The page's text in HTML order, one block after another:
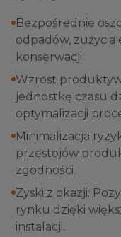
Bezpośrednie
odpadów,
konserwacji.
Wzrost
jednostkę czasu
optymalizacji
Minimalizacja
przestojów
zgodności.
Zyski z okazji:
rynku dzięki
instalacji.